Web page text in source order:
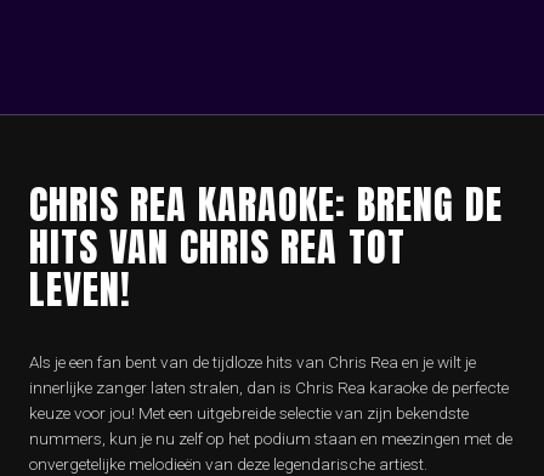
CHRIS REA KARAOKE: BRENG DE
HITS VAN CHRIS REA TOT
LEVEN!
Als je een fan bent van de tijdloze hits van Chris Rea en je wilt je
innerlijke zanger laten stralen, dan is Chris Rea karaoke de perfecte
keuze voor jou! Met een uitgebreide selectie van zijn bekendste
nummers, kun je nu zelf op het podium staan en meezingen met de
onvergetelijke melodieën van deze legendarische artiest.